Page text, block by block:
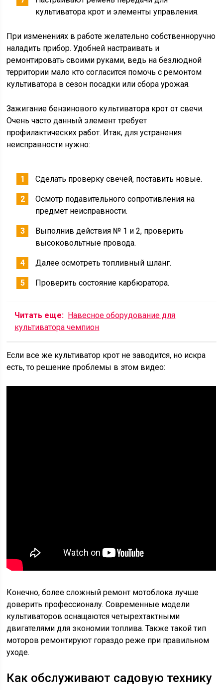
культиватора крот и элементы управления.
При изменениях в работе желательно собственноручно
наладить прибор. Удобней настраивать и
ремонтировать своими руками, ведь на безлюдной
территории мало кто согласится помочь с ремонтом
культиватора в сезон посадки или сбора урожая.
Зажигание бензинового культиватора крот от свечи.
Очень часто данный элемент требует
профилактических работ. Итак, для устранения
неисправности нужно:
Сделать проверку свечей, поставить новые.
Осмотр подавительного сопротивления на
предмет неисправности.
Выполнив действия № 1 и 2, проверить
высоковольтные провода.
Далее осмотреть топливный шланг.
Проверить состояние карбюратора.
Читать еще: Навесное оборудование для
культиватора чемпион
Если все же культиватор крот не заводится, но искра
есть, то решение проблемы в этом видео:
Конечно, более сложный ремонт мотоблока лучше
доверить профессионалу. Современные модели
культиваторов оснащаются четырехтактными
двигателями для экономии топлива. Также такой тип
моторов ремонтируют гораздо реже при правильном
уходе.
Как обслуживают садовую технику